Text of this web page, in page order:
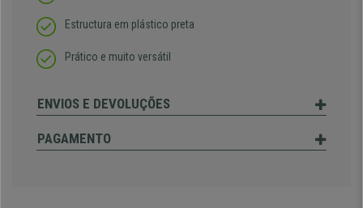
Estructura em plástico preta
Prático e muito versátil
ENVIOS E DEVOLUÇÕES
PAGAMENTO